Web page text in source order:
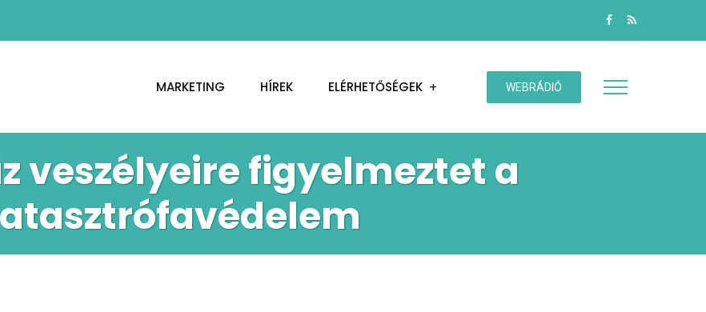
MARKETING HÍREK ELÉRHETŐSÉGEK WEBRÁDIÓ
veszélyeire figyelmeztet a